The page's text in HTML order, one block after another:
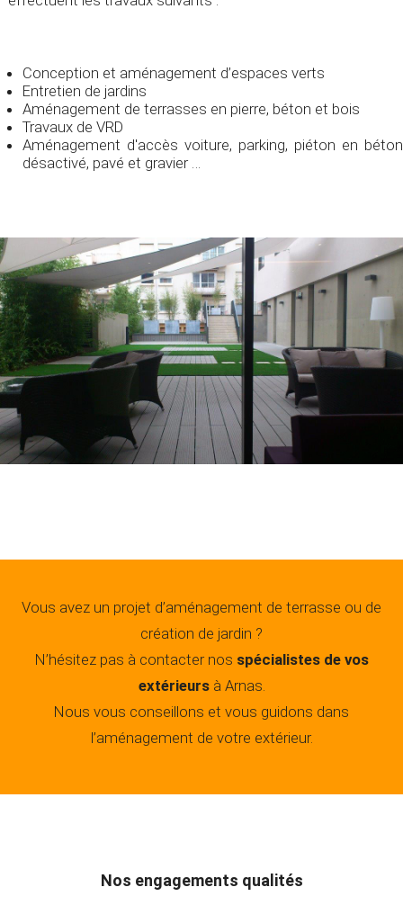
Conception et aménagement d’espaces verts
Entretien de jardins
Aménagement de terrasses en pierre, béton et bois
Travaux de VRD
Aménagement d'accès voiture, parking, piéton en béton
désactivé, pavé et gravier …
Vous avez un projet d’aménagement de terrasse ou de
création de jardin ?
N’hésitez pas à contacter nos spécialistes de vos
extérieursà Arnas.
Nous vous conseillons et vous guidons dans
l’aménagement de votre extérieur.
Nos engagements qualités